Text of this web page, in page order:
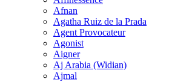
Afnan
Agatha Ruiz de la Prada
Agent Provocateur
Agonist
Aigner
Aj Arabia (Widian)
Ajmal